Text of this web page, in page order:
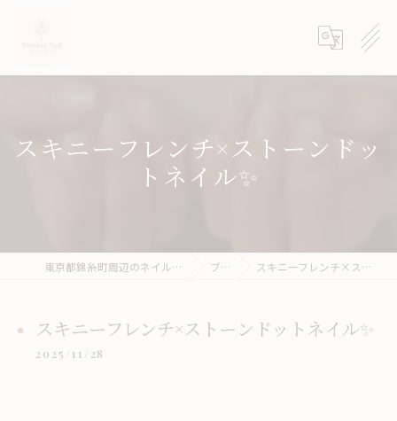
スキニーフレンチ×ストーンドッ
トネイル✨
東京都錦糸町周辺のネイルサロンならneroria nail ブログ スキニーフレンチ×ストーンドットネイル✨
スキニーフレンチ×ストーンドットネイル✨
2025/11/28